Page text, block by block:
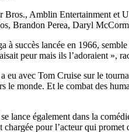
Bros., Amblin Entertainment et
Brandon Perea, Daryl
à succès lancée en 1966,
peur mais ils l’adoraient »,
eu avec Tom Cruise sur le
le monde. Et le combat des
lance également dans la
pour l’acteur qui promet